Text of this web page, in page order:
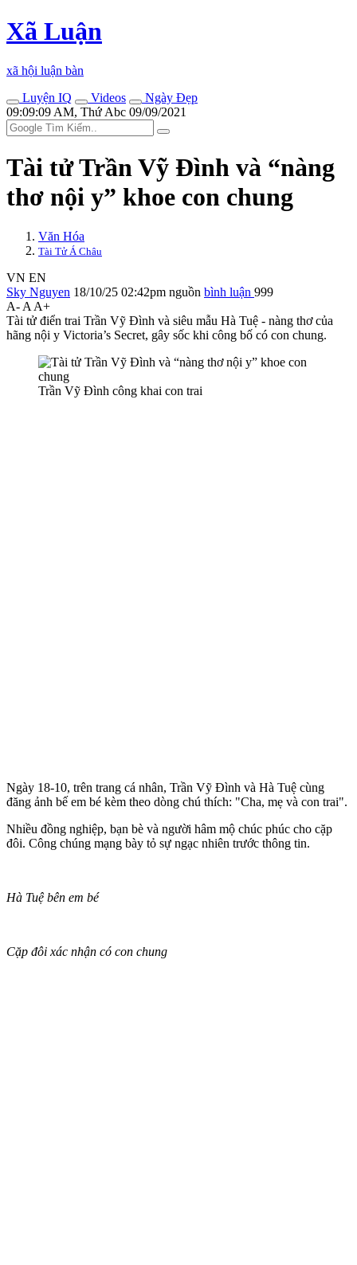
Xã Luận
xã hội luận bàn
Luyện IQ
Videos
Ngày Đẹp
09:09:09 AM, Thứ Abc 09/09/2021
Tài tử Trần Vỹ Đình và “nàng
thơ nội y” khoe con chung
Văn Hóa
Tài Tử Á Châu
VN EN
Sky Nguyen 18/10/25 02:42pm nguồn bình luận 999
A- A A+
Tài tử điển trai Trần Vỹ Đình và siêu mẫu Hà Tuệ - nàng thơ của
hãng nội y Victoria’s Secret, gây sốc khi công bố có con chung.
Trần Vỹ Đình công khai con trai
Ngày 18-10, trên trang cá nhân, Trần Vỹ Đình và Hà Tuệ cùng
đăng ảnh bế em bé kèm theo dòng chú thích: "Cha, mẹ và con trai".
Nhiều đồng nghiệp, bạn bè và người hâm mộ chúc phúc cho cặp
đôi. Công chúng mạng bày tỏ sự ngạc nhiên trước thông tin.
Hà Tuệ bên em bé
Cặp đôi xác nhận có con chung